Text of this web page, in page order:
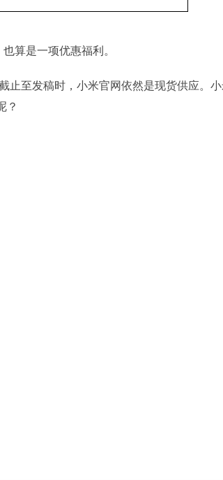
算是一项优惠福利。
止至发稿时，小米官网依然是现货供应。
？